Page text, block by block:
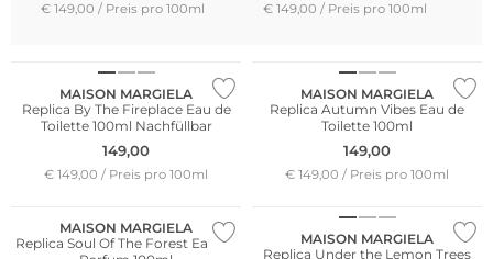
€ 149,00 / Preis pro 100ml € 149,00 / Preis pro 100ml
MAISON MARGIELA
Replica By The Fireplace Eau de
Toilette 100ml Nachfüllbar
149,00
€ 149,00 / Preis pro 100ml
MAISON MARGIELA
Replica Autumn Vibes Eau de
Toilette 100ml
149,00
€ 149,00 / Preis pro 100ml
MAISON MARGIELA
Replica Soul Of The Forest Eau de
MAISON MARGIELA
Replica Under the Lemon Trees